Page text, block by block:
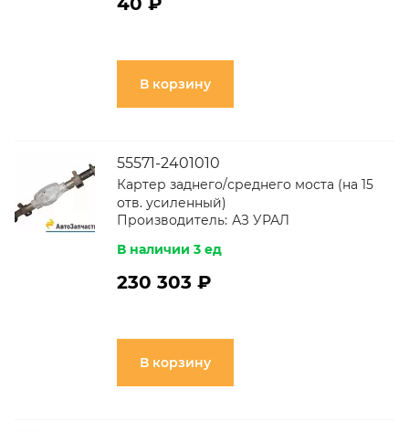
В корзину
55571-2401010
Картер заднего/среднего моста (на 15
отв. усиленный)
Производитель: АЗ УРАЛ
В наличии 3 ед
230 303 ₽
В корзину